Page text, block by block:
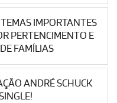
IMPORTANTES
PERTENCIMENTO E
FAMÍLIAS
ANDRÉ SCHUCK